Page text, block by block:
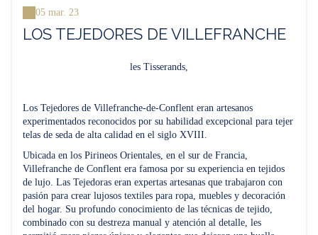
05 mar. 23
LOS TEJEDORES DE VILLEFRANCHE
les Tisserands,
Los Tejedores de Villefranche-de-Conflent eran artesanos
experimentados reconocidos por su habilidad excepcional para tejer
telas de seda de alta calidad en el siglo XVIII.
Ubicada en los Pirineos Orientales, en el sur de Francia,
Villefranche de Conflent era famosa por su experiencia en tejidos
de lujo. Las Tejedoras eran expertas artesanas que trabajaron con
pasión para crear lujosos textiles para ropa, muebles y decoración
del hogar. Su profundo conocimiento de las técnicas de tejido,
combinado con su destreza manual y atención al detalle, les